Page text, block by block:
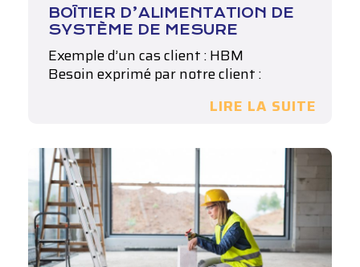
BOÎTIER D’ALIMENTATION DE
SYSTÈME DE MESURE
Exemple d’un cas client : HBM
Besoin exprimé par notre client :
LIRE LA SUITE